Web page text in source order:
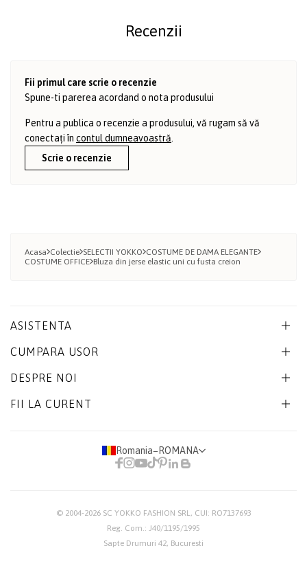
Recenzii
Fii primul care scrie o recenzie
Spune-ti parerea acordand o nota produsului
Pentru a publica o recenzie a produsului, vă rugam să vă
conectați în contul dumneavoastră.
Scrie o recenzie
Acasa Colectie SELECTII YOKKO COSTUME DE DAMA ELEGANTE
COSTUME OFFICE Bluza din jerse elastic uni cu fusta creion
ASISTENTA
CUMPARA USOR
DESPRE NOI
FII LA CURENT
Romania− ROMANA
© 2004-2026 SC YOKKO FASHION SRL, CUI: RO7137693
Reg. Com.: J40/1195/1995
Sapte Drumuri 42, Bucuresti